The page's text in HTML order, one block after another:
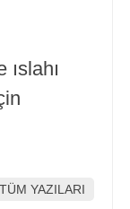
TÜM YAZILARI